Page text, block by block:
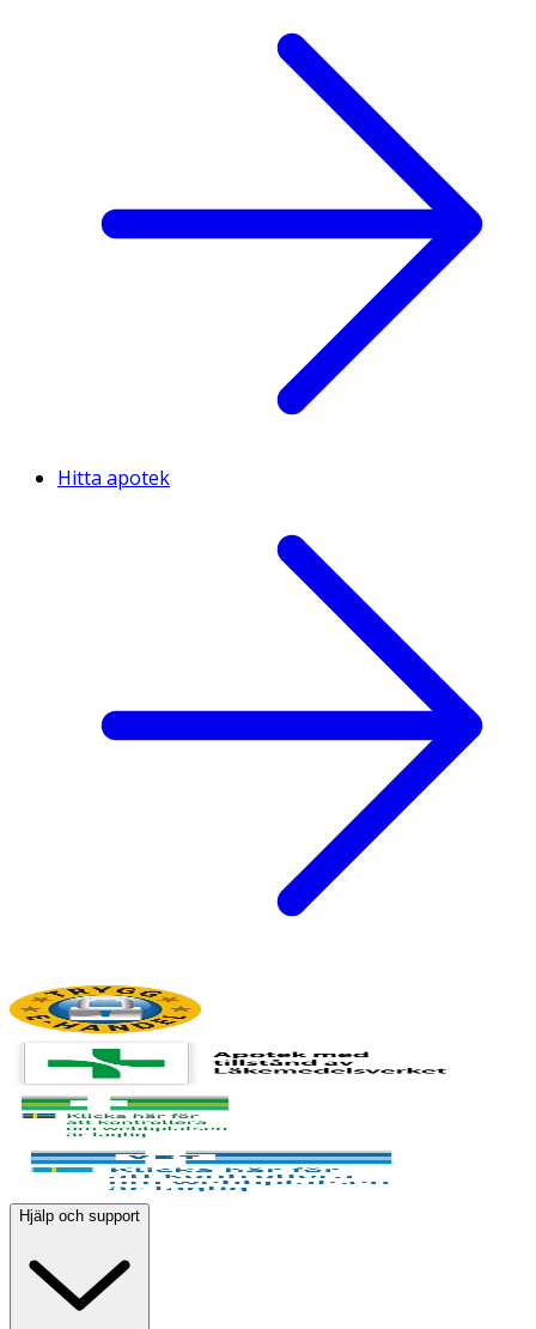
Hitta apotek
Hjälp och support